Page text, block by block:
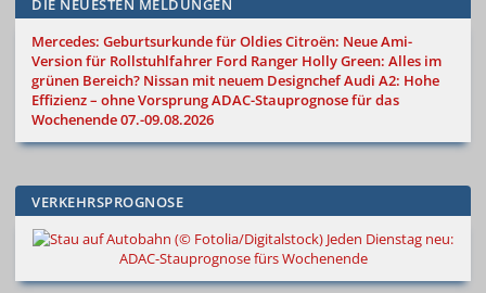
DIE NEUESTEN MELDUNGEN
Mercedes: Geburtsurkunde für OldiesCitroën: Neue Ami-
Version für Rollstuhlfahrer Ford Ranger Holly Green: Alles im
grünen Bereich? Nissan mit neuem DesignchefAudi A2: Hohe
Effizienz – ohne VorsprungADAC-Stauprognose für das
Wochenende 07.-09.08.2026
VERKEHRSPROGNOSE
Jeden Dienstag neu:
ADAC-Stauprognose fürs Wochenende